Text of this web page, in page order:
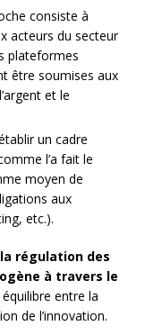
consiste à
acteurs du secteur
plateformes
être soumises aux
et le
un cadre
l’a fait le
moyen de
aux
etc.).
la régulation des
à travers le
entre la
de l’innovation.